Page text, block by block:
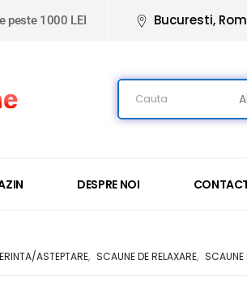
peste 1000 LEI Bucuresti,
DESPRE NOI
ASTEPTARE, SCAUNE DE RELAXARE, SCAUNE